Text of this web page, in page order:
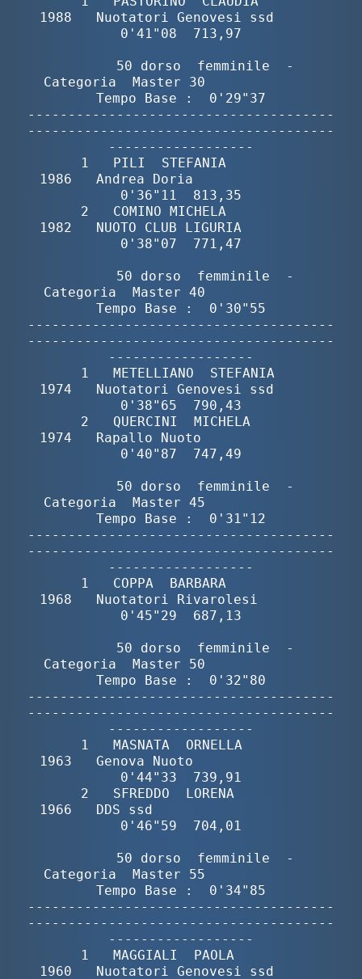
1988   Nuotatori Genovesi ssd
0'41"08  713,97
        50 dorso  femminile  -
Categoria  Master 30
Tempo Base :  0'29"37
--------------------------------------
--------------------------------------
------------------
       1   PILI  STEFANIA
1986   Andrea Doria
0'36"11  813,35
       2   COMINO MICHELA
1982   NUOTO CLUB LIGURIA
0'38"07  771,47
        50 dorso  femminile  -
Categoria  Master 40
Tempo Base :  0'30"55
--------------------------------------
--------------------------------------
------------------
       1   METELLIANO  STEFANIA
1974   Nuotatori Genovesi ssd
0'38"65  790,43
       2   QUERCINI  MICHELA
1974   Rapallo Nuoto
0'40"87  747,49
        50 dorso  femminile  -
Categoria  Master 45
Tempo Base :  0'31"12
--------------------------------------
--------------------------------------
------------------
       1   COPPA  BARBARA
1968   Nuotatori Rivarolesi
0'45"29  687,13
        50 dorso  femminile  -
Categoria  Master 50
Tempo Base :  0'32"80
--------------------------------------
--------------------------------------
------------------
       1   MASNATA  ORNELLA
1963   Genova Nuoto
0'44"33  739,91
       2   SFREDDO  LORENA
1966   DDS ssd
0'46"59  704,01
        50 dorso  femminile  -
Categoria  Master 55
Tempo Base :  0'34"85
--------------------------------------
--------------------------------------
------------------
       1   MAGGIALI  PAOLA
1960   Nuotatori Genovesi ssd